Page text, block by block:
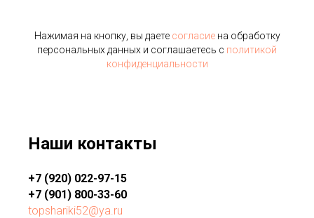
Нажимая на кнопку, вы даете согласиена обработку
персональных данных и соглашаетесь c политикой
конфиденциальности
Наши контакты
+7 (920) 022-97-15
+7 (901) 800-33-60
topshariki52@ya.ru